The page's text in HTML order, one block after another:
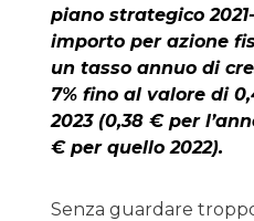
piano strategico
importo per azione
un tasso annuo di
7% fino al valore di
2023 (0,38 € per
€ per quello 2022).
Senza guardare